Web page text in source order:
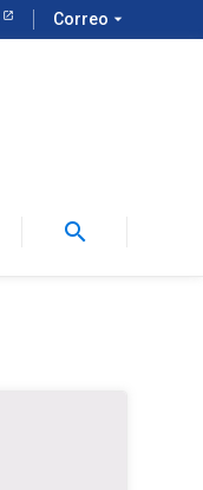
Correo arrow_drop_down
search